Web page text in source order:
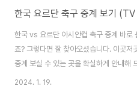
한국 vs 요르단 아시안컵 축구 중계 바로
죠? 그렇다면 잘 찾아오셨습니다. 이곳저
중계 보실 수 있는 곳을 확실하게 안내해
구 채널번호와 토요일 주말 이벤트로 진
2024. 1. 19.